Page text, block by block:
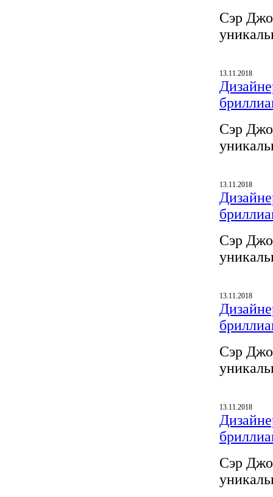
Сэр
13.11.2018
Сэр
13.11.2018
Сэр
13.11.2018
Сэр
13.11.2018
Сэр